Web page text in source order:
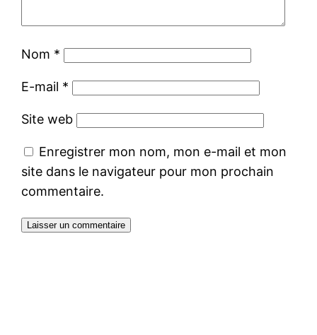
Nom *
E-mail *
Site web
Enregistrer mon nom, mon e-mail et mon
site dans le navigateur pour mon prochain
commentaire.